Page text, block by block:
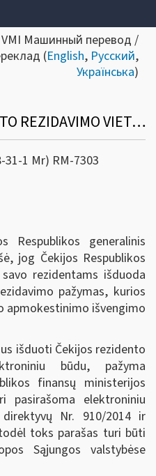
Машинный перевод /
(English, Русский,
Українська)
DĖL ČEKIJOS REZIDENTO REZIDAVIMO VIETĄ PATVIRTINANČIOS PAŽYMOS
1 Mr) RM-7303
Respublikos generalinis
jog Čekijos Respublikos
rezidentams išduoda
pažymas, kurios
apmokestinimo išvengimo
išduoti Čekijos rezidento
būdu, pažyma
finansų ministerijos
elektroniniu
Nr. 910/2014 ir
toks parašas turi būti
Sąjungos valstybėse